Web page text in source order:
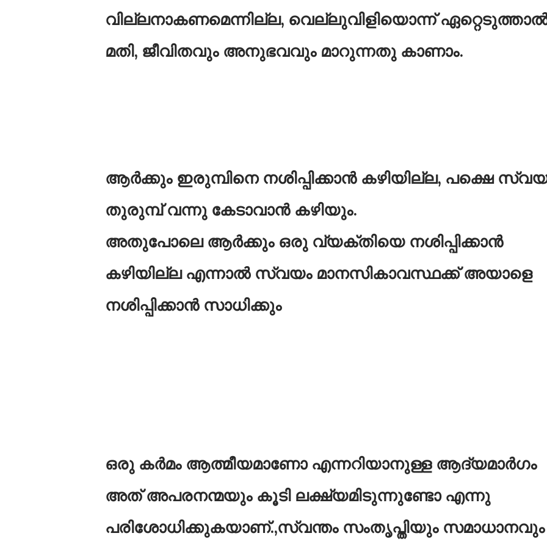
വില്ലനാകണമെന്നില്ല, വെല്ലുവിളിയൊന്ന്
മതി, ജീവിതവും അനുഭവവും മാറുന്നതു കാണാം.
ആർക്കും ഇരുമ്പിനെ നശിപ്പിക്കാൻ കഴിയില്ല, പക്ഷെ
തുരുമ്പ് വന്നു കേടാവാൻ കഴിയും.
അതുപോലെ ആർക്കും ഒരു വ്യക്തിയെ നശിപ്പിക്കാൻ
കഴിയില്ല എന്നാൽ സ്വയം മാനസികാവസ്ഥക്ക് അയാളെ
നശിപ്പിക്കാൻ സാധിക്കും
ഒരു കർമം ആത്മീയമാണോ എന്നറിയാനുള്ള ആദ്യമാർഗം
അത് അപരനന്മയും കൂടി ലക്ഷ്യമിടുന്നുണ്ടോ എന്നു
പരിശോധിക്കുകയാണ്.,സ്വന്തം സംതൃപ്തിയും സമാധാനവും